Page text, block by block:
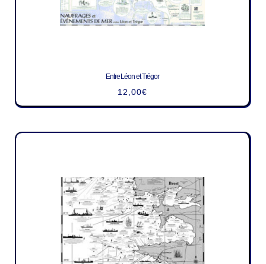
Entre Léon et Trégor
12,00€